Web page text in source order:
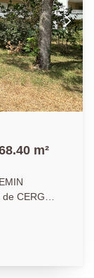
m²
CERGY,
de la
avec les
pris en